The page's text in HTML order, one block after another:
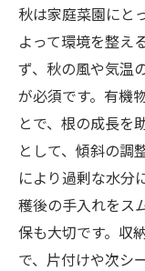
秋は家庭菜園にと
よって環境を整え
ず、秋の風や気温
が必須です。有機
とで、根の成長を
として、傾斜の調
により過剰な水分
穫後の手入れをス
保も大切です。収
で、片付けや次シ